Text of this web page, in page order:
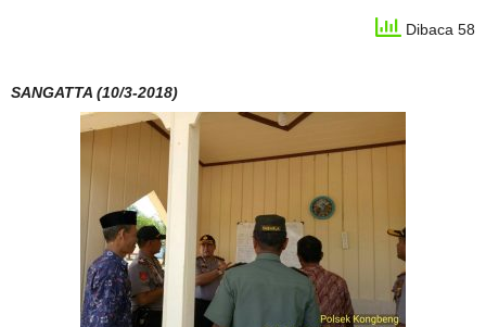
Dibaca 58
SANGATTA (10/3-2018)